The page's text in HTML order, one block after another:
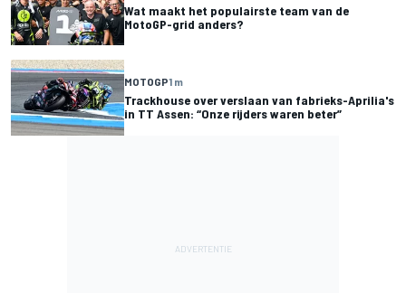
Wat maakt het populairste team van de
MotoGP-grid anders?
MOTOGP1 m
Trackhouse over verslaan van fabrieks-Aprilia's
in TT Assen: “Onze rijders waren beter”